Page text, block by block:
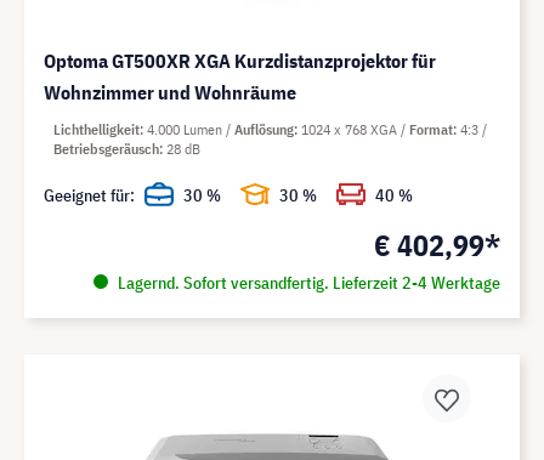
Optoma GT500XR XGA Kurzdistanzprojektor für
Wohnzimmer und Wohnräume
€ 402,99*
Lagernd. Sofort versandfertig. Lieferzeit 2-4 Werktage
Lichthelligkeit 4.000 Lumen Auflösung 1024 x 768 XGA Format 4:3
Betriebsgeräusch 28 dB
Geeignet für: 30 % 30 % 40 %